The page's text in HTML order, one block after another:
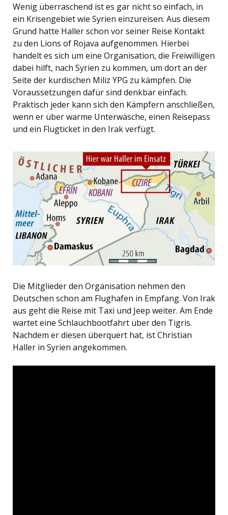
Wenig überraschend ist es gar nicht so einfach, in
ein Krisengebiet wie Syrien einzureisen. Aus diesem
Grund hatte Haller schon vor seiner Reise Kontakt
zu den Lions of Rojava aufgenommen. Hierbei
handelt es sich um eine Organisation, die Freiwilligen
dabei hilft, nach Syrien zu kommen, um dort an der
Seite der kurdischen Miliz YPG zu kämpfen. Die
Voraussetzungen dafür sind denkbar einfach.
Praktisch jeder kann sich den Kämpfern anschließen,
wenn er über warme Unterwäsche, einen Reisepass
und ein Flugticket in den Irak verfügt.
Die Mitglieder den Organisation nehmen den
Deutschen schon am Flughafen in Empfang. Von Irak
aus geht die Reise mit Taxi und Jeep weiter. Am Ende
wartet eine Schlauchbootfahrt über den Tigris.
Nachdem er diesen überquert hat, ist Christian
Haller in Syrien angekommen.